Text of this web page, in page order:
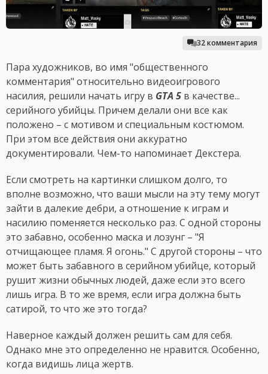
32 комментария
Пара художников, во имя "общественного
комментария" относительно видеоигрового
насилия, решили начать игру в GTA 5 в качестве...
серийного убийцы. Причем делали они все как
положено – с мотивом и специальным костюмом.
При этом все действия они аккуратно
документировали. Чем-то напоминает Декстера.
Если смотреть на картинки слишком долго, то
вполне возможно, что ваши мысли на эту тему могут
зайти в далекие дебри, а отношение к играм и
насилию поменяется несколько раз. С одной стороны
это забавно, особенно маска и лозунг – "Я
отчищающее пламя. Я огонь." С другой стороны – что
может быть забавного в серийном убийце, который
рушит жизни обычных людей, даже если это всего
лишь игра. В то же время, если игра должна быть
сатирой, то что же это тогда?
Наверное каждый должен решить сам для себя.
Однако мне это определенно не нравится. Особенно,
когда видишь лица жертв.